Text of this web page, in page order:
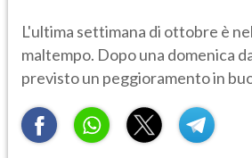
L'ultima settimana di ottobre è
maltempo. Dopo una domenica
previsto un peggioramento in